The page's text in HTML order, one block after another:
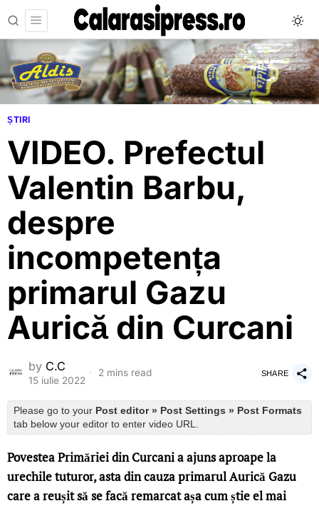
ȘTIRI
VIDEO. Prefectul
Valentin Barbu,
despre
incompetența
primarul Gazu
Aurică din Curcani
by C.C
15 iulie 2022
2 mins read SHARE
Please go to your Post editor » Post Settings » Post Formats
tab below your editor to enter video URL.
Povestea Primăriei din Curcani a ajuns aproape la
urechile tuturor, asta din cauza primarul Aurică Gazu
care a reușit să se facă remarcat așa cum știe el mai